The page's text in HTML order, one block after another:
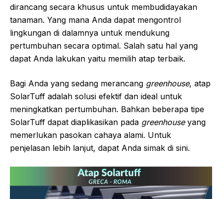
dirancang secara khusus untuk membudidayakan
tanaman. Yang mana Anda dapat mengontrol
lingkungan di dalamnya untuk mendukung
pertumbuhan secara optimal. Salah satu hal yang
dapat Anda lakukan yaitu memilih atap terbaik.
Bagi Anda yang sedang merancang greenhouse, atap
SolarTuff adalah solusi efektif dan ideal untuk
meningkatkan pertumbuhan. Bahkan beberapa tipe
SolarTuff dapat diaplikasikan pada greenhouseyang
memerlukan pasokan cahaya alami. Untuk
penjelasan lebih lanjut, dapat Anda simak di sini.